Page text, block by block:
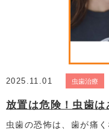
2025.11.01 虫歯治療
虫歯の恐怖は、歯が痛